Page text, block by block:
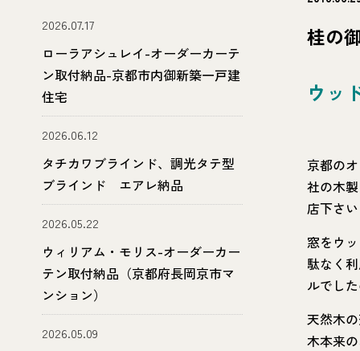
2026.07.17
ローラアシュレイ-オーダーカーテ
ン取付納品-京都市内御新築一戸建
住宅
2026.06.12
タチカワブラインド、調光タテ型
ブラインド エアレ納品
2026.05.22
ウィリアム・モリス-オーダーカー
テン取付納品（京都府長岡京市マ
ンション）
2026.05.09
桂の
ウッ
京都の
社の木
店下さ
窓をウ
駄なく
ルでし
天然木
木本来